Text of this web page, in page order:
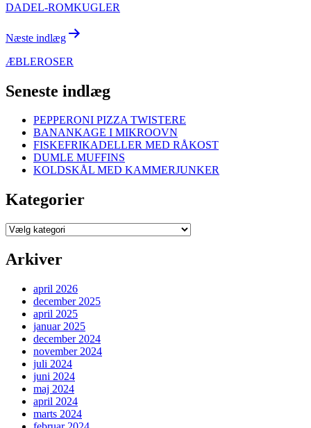
DADEL-ROMKUGLER
Næste indlæg
ÆBLEROSER
Seneste indlæg
PEPPERONI PIZZA TWISTERE
BANANKAGE I MIKROOVN
FISKEFRIKADELLER MED RÅKOST
DUMLE MUFFINS
KOLDSKÅL MED KAMMERJUNKER
Kategorier
Kategorier
Arkiver
april 2026
december 2025
april 2025
januar 2025
december 2024
november 2024
juli 2024
juni 2024
maj 2024
april 2024
marts 2024